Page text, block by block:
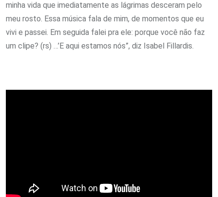
minha vida que imediatamente as lágrimas desceram pelo
meu rosto. Essa música fala de mim, de momentos que eu
vivi e passei. Em seguida falei pra ele: porque você não faz
um clipe? (rs) …’E aqui estamos nós”, diz Isabel Fillardis.